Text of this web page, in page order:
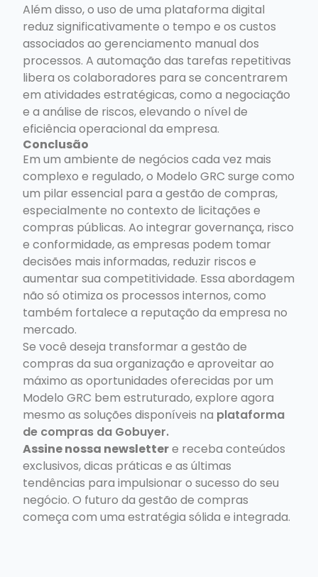
Além disso, o uso de uma plataforma digital
reduz significativamente o tempo e os custos
associados ao gerenciamento manual dos
processos. A automação das tarefas repetitivas
libera os colaboradores para se concentrarem
em atividades estratégicas, como a negociação
e a análise de riscos, elevando o nível de
eficiência operacional da empresa.
Conclusão
Em um ambiente de negócios cada vez mais
complexo e regulado, o Modelo GRC surge como
um pilar essencial para a gestão de compras,
especialmente no contexto de licitações e
compras públicas. Ao integrar governança, risco
e conformidade, as empresas podem tomar
decisões mais informadas, reduzir riscos e
aumentar sua competitividade. Essa abordagem
não só otimiza os processos internos, como
também fortalece a reputação da empresa no
mercado.
Se você deseja transformar a gestão de
compras da sua organização e aproveitar ao
máximo as oportunidades oferecidas por um
Modelo GRC bem estruturado, explore agora
mesmo as soluções disponíveis na plataforma
de compras da Gobuyer.
Assine nossa newslettere receba conteúdos
exclusivos, dicas práticas e as últimas
tendências para impulsionar o sucesso do seu
negócio. O futuro da gestão de compras
começa com uma estratégia sólida e integrada.